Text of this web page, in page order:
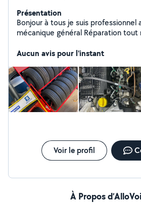
Présentation
Bonjour à tous je suis professionnel
mécanique général Réparation tout marque de voiture
Pneus neufs et occasion Réparation boîte automatique
garage Diagnostic à partir de 50 Déplacement et devis
gratuit Cordialement
Aucun avis pour l'instant
Voir le profil
À Propos